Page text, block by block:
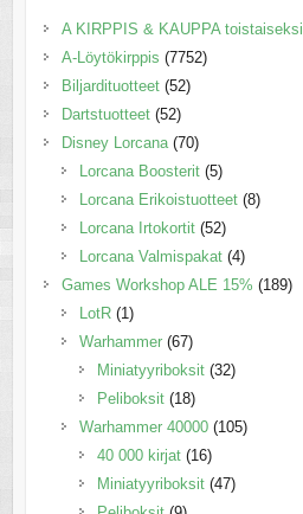
A KIRPPIS & KAUPPA toistaiseksi
A-Löytökirppis (7752)
Biljardituotteet (52)
Dartstuotteet (52)
Disney Lorcana (70)
Lorcana Boosterit (5)
Lorcana Erikoistuotteet (8)
Lorcana Irtokortit (52)
Lorcana Valmispakat (4)
Games Workshop ALE 15% (189)
LotR (1)
Warhammer (67)
Miniatyyriboksit (32)
Peliboksit (18)
Warhammer 40000 (105)
40 000 kirjat (16)
Miniatyyriboksit (47)